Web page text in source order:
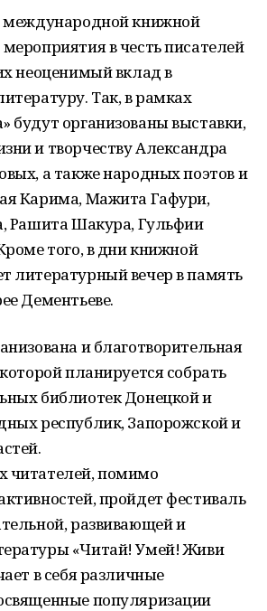
международной книжной
в честь писателей
неоценимый вклад в
Так, в рамках
будут организованы выставки,
и творчеству Александра
а также народных поэтов и
Карима, Мажита Гафури,
Рашита Шакура, Гульфии
того, в дни книжной
литературный вечер в память
Дементьеве.
и благотворительная
планируется собрать
библиотек Донецкой и
республик, Запорожской и
помимо
пройдет фестиваль
развивающей и
«Читай! Умей! Живи
в себя различные
популяризации